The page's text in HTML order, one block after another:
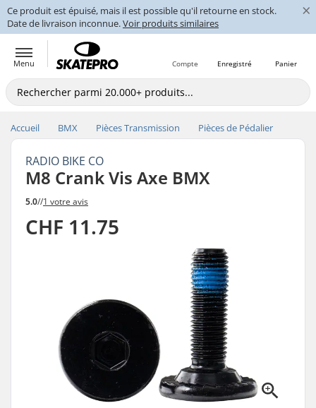
Ce produit est épuisé, mais il est possible qu'il retourne en stock.
Date de livraison inconnue.Voir produits similaires
×
Menu Panier
Enregistré
Compte
Accueil BMX Pièces Transmission Pièces de Pédalier
RADIO BIKE CO
M8 Crank Vis Axe BMX
5.0//1 votre avis
CHF 11.75